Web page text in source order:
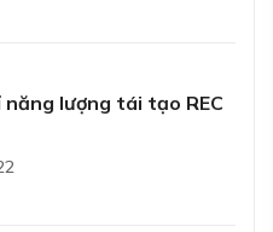
năng lượng tái tạo REC